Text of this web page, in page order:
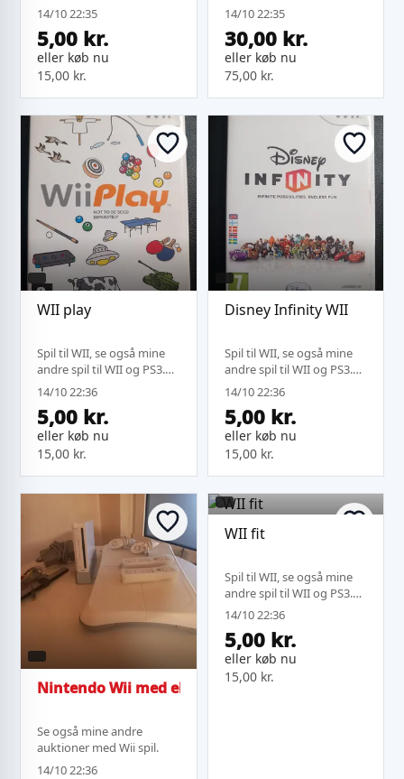
sendes under samme
fragt.
14/10 22:35
5,00 kr.
eller køb nu
15,00 kr.
sendes under samme
fragt.
14/10 22:35
30,00 kr.
eller køb nu
75,00 kr.
WII play
Spil til WII, se også mine
andre spil til WII og PS3.
Købes der mere kan jeg
sende på samme fragt.
14/10 22:36
5,00 kr.
eller køb nu
15,00 kr.
Disney Infinity WII
Spil til WII, se også mine
andre spil til WII og PS3.
Købes der mere kan jeg
sende på samme fragt.
14/10 22:36
5,00 kr.
eller køb nu
15,00 kr.
Nintendo Wii med ekstra tilbehør
Se også mine andre
auktioner med Wii spil.
14/10 22:36
WII fit
Spil til WII, se også mine
andre spil til WII og PS3.
Købes der mere kan jeg
14/10 22:36
5,00 kr.
eller køb nu
15,00 kr.